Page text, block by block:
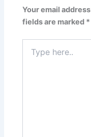
Your email
fields are marked *
here..